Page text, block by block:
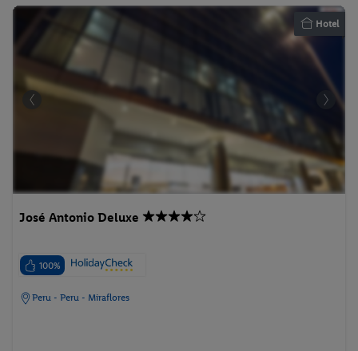
Hotel
José Antonio Deluxe
100%
Peru - Peru - Miraflores